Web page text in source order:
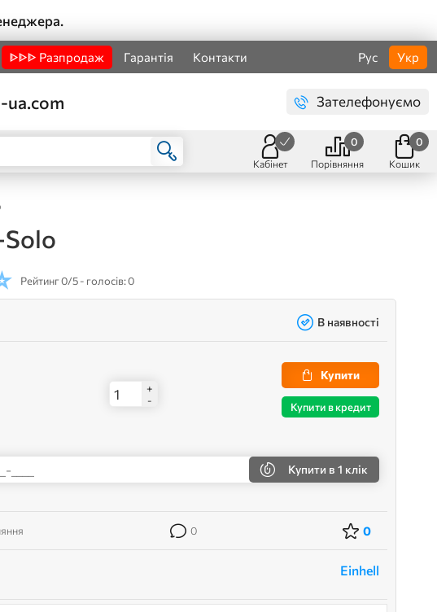
ᐈᐈᐈ Разпродаж Гарантія Контакти Рус Укр
ua.com Зателефонуємо
Кабінет Порівняння
0
Кошик
0
Рейтинг0/5 - голосів: 0
В наявності
+
-
Купити
Купити в кредит
Купити в 1 клік
0 0
Einhell